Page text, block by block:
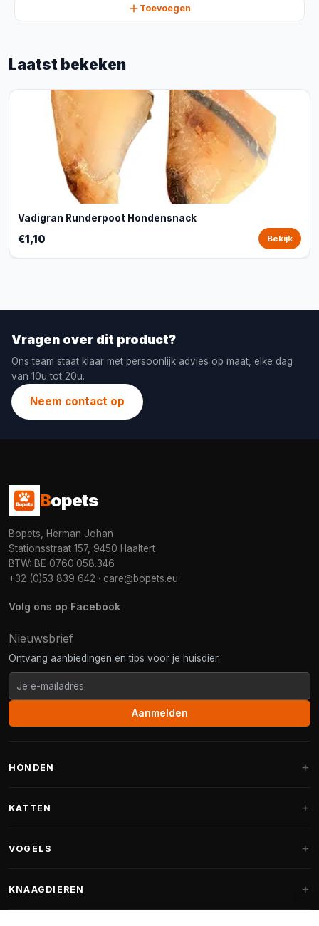
Toevoegen
Laatst bekeken
Vadigran Runderpoot Hondensnack
€1,10 Bekijk
Vragen over dit product?
Ons team staat klaar met persoonlijk advies op maat, elke dag
van 10u tot 20u.
Neem contact op
Bopets
Bopets, Herman Johan
Stationsstraat 157, 9450 Haaltert
BTW: BE 0760.058.346
+32 (0)53 839 642 · care@bopets.eu
Volg ons op Facebook
Nieuwsbrief
Ontvang aanbiedingen en tips voor je huisdier.
Aanmelden
HONDEN
Fantail hondenmanden
KATTEN
Krabpalen voor Maine Coon
VOGELS
Vogelvoer binnenvogels
KNAAGDIEREN